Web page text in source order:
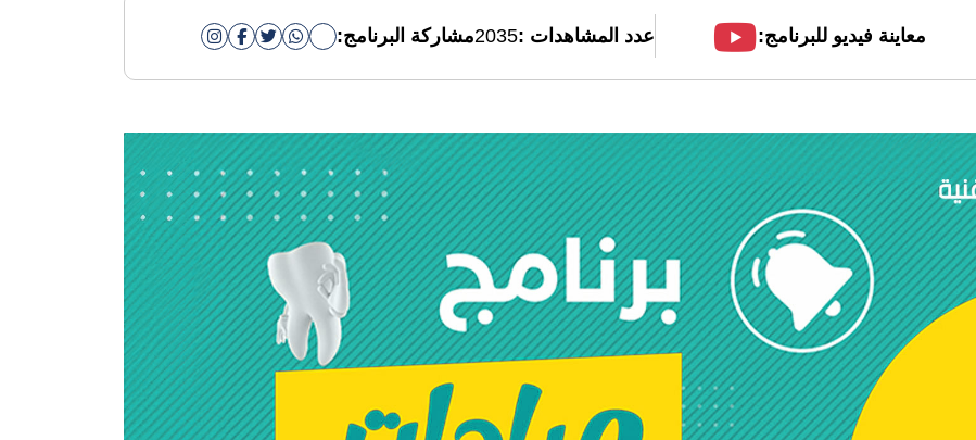
معاينة فيديو للبرنامج: عدد المشاهدات :2035مشاركة البرنامج: